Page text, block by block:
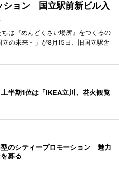
ション 国立駅前新ビル入
は『めんどくさい場所』をつくるの
の未来 - 」が8月15日、旧国立駅舎
半期1位は「IKEA立川、花火観覧
のシティープロモーション 魅力
募る